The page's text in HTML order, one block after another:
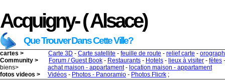
Acquigny- ( Alsace)
Que Trouver Dans Cette Ville?
cartes > Carte 3D - Carte satellite - feuille de route - relief carte -
Community >
Forum / Guest Book - Restaurants - Hotels - lieux à visiter - fètes
biens>
achat maison - appartament- location maison - appartament
fotos videos >
Vidéos - Photos - Panoramio - Photos Flicrk ;